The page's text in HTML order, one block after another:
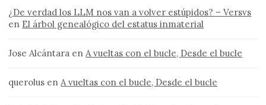
¿De verdad los LLM nos van a volver estúpidos? – Versvs
en El árbol genealógico del estatus inmaterial
Jose Alcántara enA vueltas con el bucle, Desde el bucle
querolus enA vueltas con el bucle, Desde el bucle